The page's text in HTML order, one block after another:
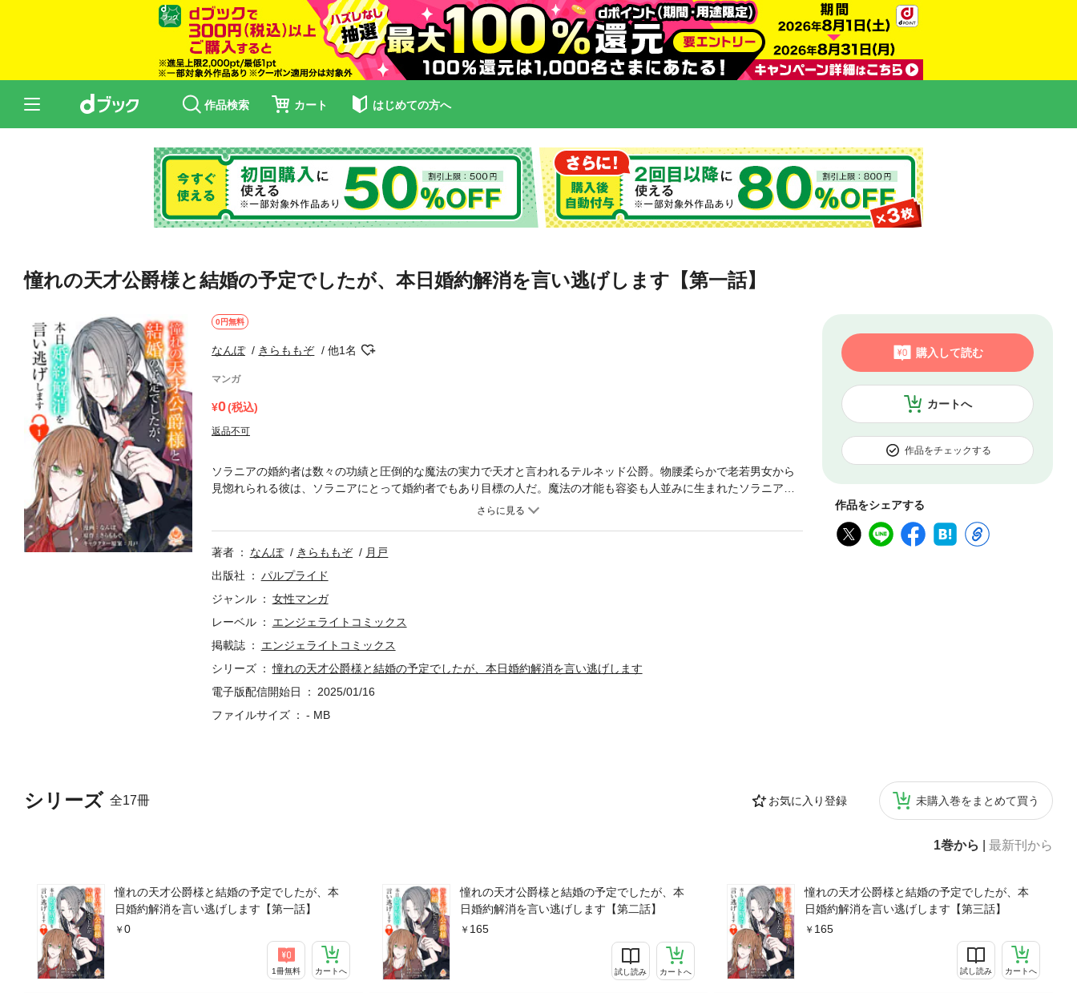
作品検索 カート はじめての方へ
憧れの天才公爵様と結婚の予定でしたが、本日婚約解消を言い逃げします【第一話】
0円無料
なんぽ きらももぞ 他1名
マンガ
0(税込)
返品不可
カートへ
購入して読む
作品をチェックする
作品をシェアする
シリーズ 全17冊 お気に入り登録 未購入巻をまとめて買う
1巻から 最新刊から
憧れの天才公爵様と結婚の予定でしたが、本
日婚約解消を言い逃げします【第一話】
0
1冊無料 カートへ
憧れの天才公爵様と結婚の予定でしたが、本
日婚約解消を言い逃げします【第二話】
165
試し読み カートへ
憧れの天才公爵様と結婚の予定でしたが、本
日婚約解消を言い逃げします【第三話】
165
試し読み カートへ
ソラニアの婚約者は数々の功績と圧倒的な魔法の実力で天才と言われるテルネッド公爵。物腰柔らかで老若男女から
見惚れられる彼は、ソラニアにとって婚約者でもあり目標の人だ。魔法の才能も容姿も人並みに生まれたソラニア
は、彼に認められたいがために努力を重ね秀才と呼ばれるまでに成長する。しかし、いくら追いかけても届かない背
著者
なんぽ きらももぞ
月戸
出版社
パルプライド
ジャンル
女性マンガ
レーベル
エンジェライトコミックス
掲載誌
エンジェライトコミックス
シリーズ
憧れの天才公爵様と結婚の予定でしたが、本日婚約解消を言い逃げします
電子版配信開始日
2025/01/16
ファイルサイズ
- MB